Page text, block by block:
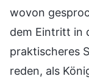
wovon
dem Eintritt in
praktischeres
reden, als